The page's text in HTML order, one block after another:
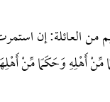
العائلة: إن
أَهْلِهِ وَحَكَمًا مِّنْ